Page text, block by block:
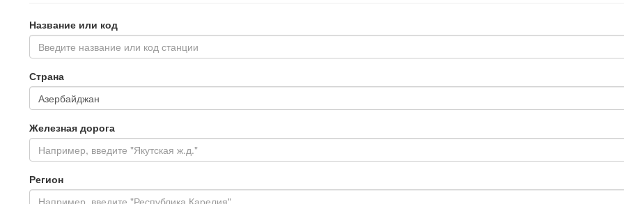
Название или код
Введите название или код станции
Страна
Железная дорога
Регион